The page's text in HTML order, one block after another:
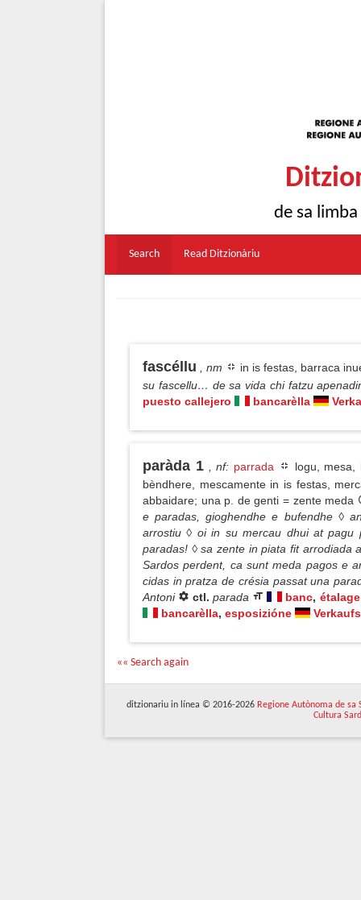
de sa
Search Read Ditzionàriu
fascéllu , nm
in is festas, barraca
su fascellu… de sa vida chi fatzu
puesto callejero
bancarèlla
paràda 1 , nf: parrada
logu,
bèndhere, mescamente in is festas,
abbaidare; una p. de genti = zente meda
e paradas, gioghendhe e bufendhe ◊
arrostiu ◊ oi in su mercau dhui at pagu
paradas! ◊ sa zente in piata fit
Sardos perdent, ca sunt meda pagos e
cidas in pratza de crésia passat una
Antoni
ctl.parada banc, étalage
bancarèlla, esposizióne
«« Search again
ditzionariu in línea © 2016-2026 Regione Autònoma de sa
Cultura